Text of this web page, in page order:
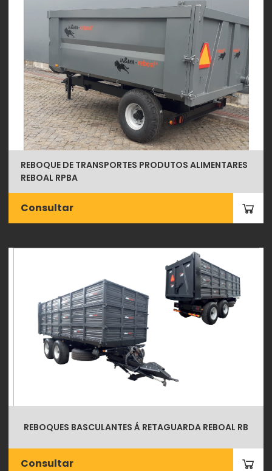
REBOQUE DE TRANSPORTES PRODUTOS ALIMENTARES
REBOAL RPBA
Consultar
REBOQUES BASCULANTES Á RETAGUARDA REBOAL RB
Consultar